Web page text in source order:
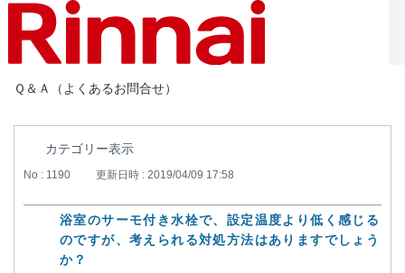
Ｑ＆Ａ（よくあるお問合せ）
カテゴリー表示
No : 1190 更新日時 : 2019/04/09 17:58
浴室のサーモ付き水栓で、設定温度より低く感じる
のですが、考えられる対処方法はありますでしょう
か？